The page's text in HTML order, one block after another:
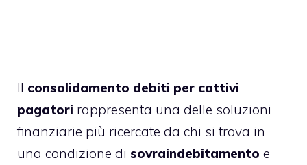
Il consolidamento debiti per cattivi
pagatori rappresenta una delle soluzioni
finanziarie più ricercate da chi si trova in
una condizione di sovraindebitamento e